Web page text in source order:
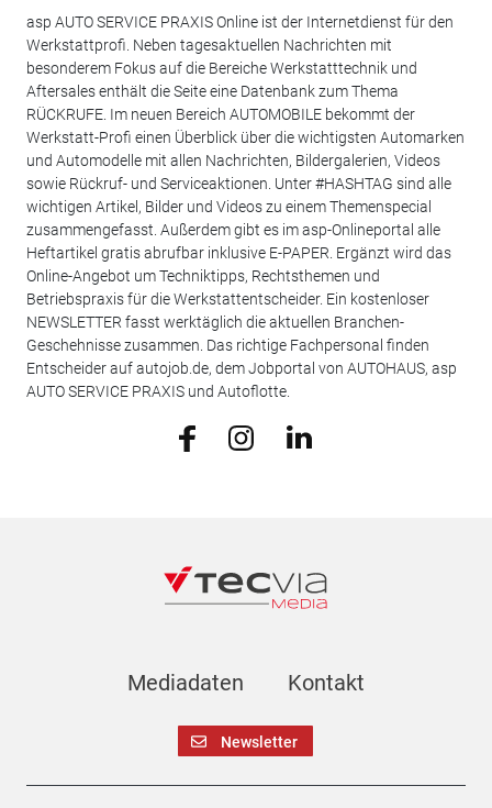
asp AUTO SERVICE PRAXIS Online ist der Internetdienst für den
Werkstattprofi. Neben tagesaktuellen Nachrichten mit
besonderem Fokus auf die Bereiche Werkstatttechnik und
Aftersales enthält die Seite eine Datenbank zum Thema
RÜCKRUFE. Im neuen Bereich AUTOMOBILE bekommt der
Werkstatt-Profi einen Überblick über die wichtigsten Automarken
und Automodelle mit allen Nachrichten, Bildergalerien, Videos
sowie Rückruf- und Serviceaktionen. Unter #HASHTAG sind alle
wichtigen Artikel, Bilder und Videos zu einem Themenspecial
zusammengefasst. Außerdem gibt es im asp-Onlineportal alle
Heftartikel gratis abrufbar inklusive E-PAPER. Ergänzt wird das
Online-Angebot um Techniktipps, Rechtsthemen und
Betriebspraxis für die Werkstattentscheider. Ein kostenloser
NEWSLETTER fasst werktäglich die aktuellen Branchen-
Geschehnisse zusammen. Das richtige Fachpersonal finden
Entscheider auf autojob.de, dem Jobportal von AUTOHAUS, asp
AUTO SERVICE PRAXIS und Autoflotte.
Mediadaten Kontakt
Newsletter